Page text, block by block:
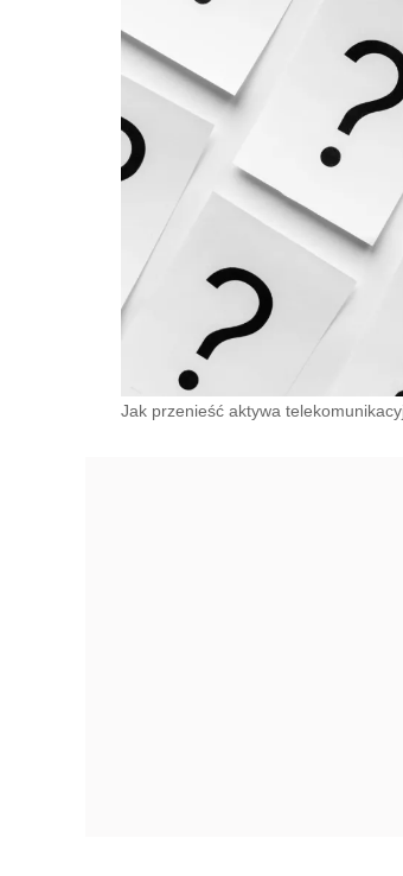
Jak przenieść aktywa